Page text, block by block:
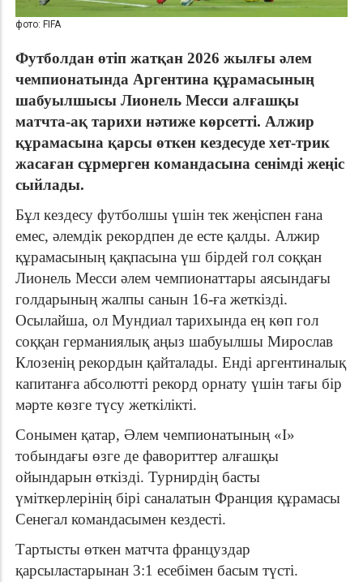
фото: FIFA
Футболдан өтіп жатқан 2026 жылғы әлем
чемпионатында Аргентина құрамасының
шабуылшысы Лионель Месси алғашқы
матчта-ақ тарихи нәтиже көрсетті. Алжир
құрамасына қарсы өткен кездесуде хет-трик
жасаған сұрмерген командасына сенімді жеңіс
сыйлады.
Бұл кездесу футболшы үшін тек жеңіспен ғана
емес, әлемдік рекордпен де есте қалды. Алжир
құрамасының қақпасына үш бірдей гол соққан
Лионель Месси әлем чемпионаттары аясындағы
голдарының жалпы санын 16-ға жеткізді.
Осылайша, ол Мундиал тарихында ең көп гол
соққан германиялық аңыз шабуылшы Мирослав
Клозенің рекордын қайталады. Енді аргентиналық
капитанға абсолютті рекорд орнату үшін тағы бір
мәрте көзге түсу жеткілікті.
Сонымен қатар, Әлем чемпионатының «І»
тобындағы өзге де фавориттер алғашқы
ойындарын өткізді. Турнирдің басты
үміткерлерінің бірі саналатын Франция құрамасы
Сенегал командасымен кездесті.
Тартысты өткен матчта француздар
қарсыластарынан 3:1 есебімен басым түсті.